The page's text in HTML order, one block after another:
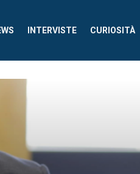
INTERVISTE CURIOSITÀ